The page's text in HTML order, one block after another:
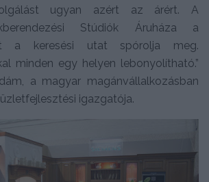
ugyan azért az árért. A
Stúdiók Áruháza a
a keresési utat spórolja meg.
minden egy helyen lebonyolítható.”
a magyar magánvállalkozásban
igazgatója.